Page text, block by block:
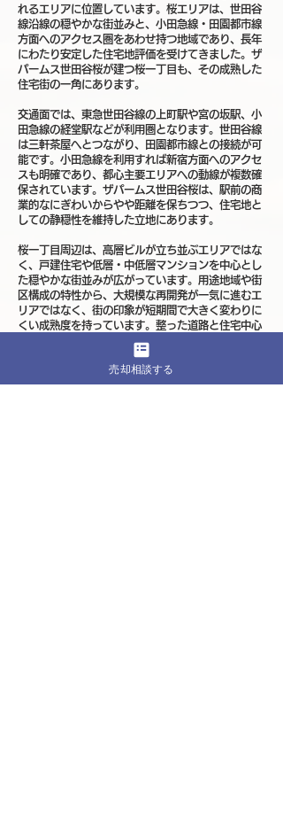
れるエリアに位置しています。桜エリアは、世田谷
線沿線の穏やかな街並みと、小田急線・田園都市線
方面へのアクセス圏をあわせ持つ地域であり、長年
にわたり安定した住宅地評価を受けてきました。ザ
パームス世田谷桜が建つ桜一丁目も、その成熟した
住宅街の一角にあります。
交通面では、東急世田谷線の上町駅や宮の坂駅、小
田急線の経堂駅などが利用圏となります。世田谷線
は三軒茶屋へとつながり、田園都市線との接続が可
能です。小田急線を利用すれば新宿方面へのアクセ
スも明確であり、都心主要エリアへの動線が複数確
保されています。ザパームス世田谷桜は、駅前の商
業的なにぎわいからやや距離を保ちつつ、住宅地と
しての静穏性を維持した立地にあります。
桜一丁目周辺は、高層ビルが立ち並ぶエリアではな
く、戸建住宅や低層・中低層マンションを中心とし
た穏やかな街並みが広がっています。用途地域や街
区構成の特性から、大規模な再開発が一気に進むエ
リアではなく、街の印象が短期間で大きく変わりに
くい成熟度を持っています。整った道路と住宅中心
の景観は長年にわたり維持されてきたものであり、
ザパームス世田谷桜の周辺も生活のイメージを具体
的に描きやすい環境です。
売却相談する